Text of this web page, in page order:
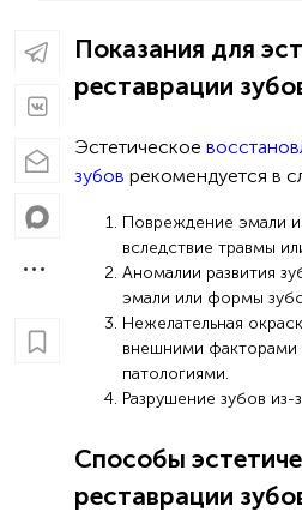
Показания для
реставрации
Эстетическое
зубов рекомендуется в
Повреждение эмали и
вследствие травмы
Аномалии развития
эмали или формы
Нежелательная
внешними факторами
патологиями.
Разрушение зубов из-
Способы
реставрации